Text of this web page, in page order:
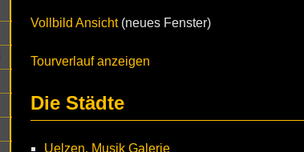
Vollbild Ansicht(neues Fenster)
Tourverlauf anzeigen
Die Städte
Uelzen, Musik Galerie